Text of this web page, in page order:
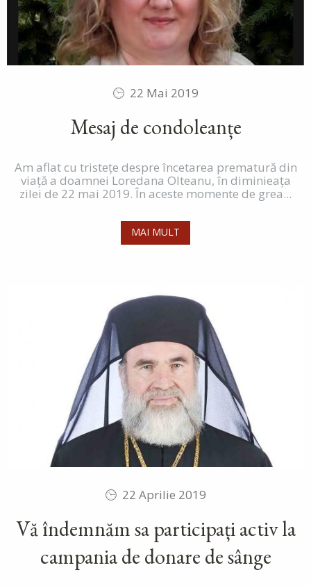
22 Mai 2019
Mesaj de condoleanțe
Am aflat cu tristețe despre încetarea prematură din
viață a doamnei Loredana Olteanu, în diminieața
zilei de 22 mai 2019. În aceste momente de grea...
MAI MULT
22 Aprilie 2019
Vă îndemnăm sa participați activ la
campania de donare de sânge